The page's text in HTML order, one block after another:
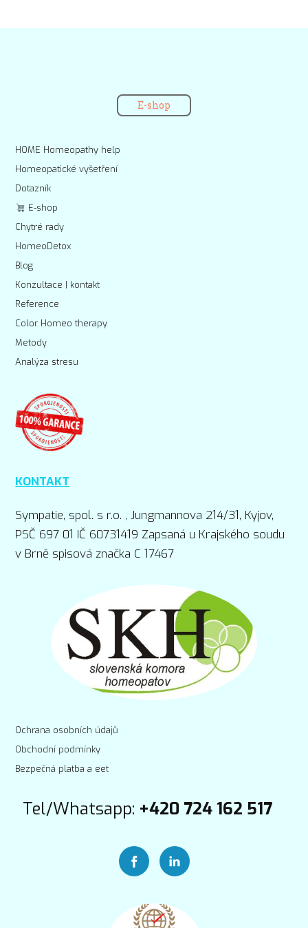
E-shop
HOME Homeopathy help
Homeopatické vyšetření
Dotazník
E-shop
Chytré rady
HomeoDetox
Blog
Konzultace | kontakt
Reference
Color Homeo therapy
Metody
Analýza stresu
KONTAKT
Sympatie, spol. s r.o. , Jungmannova 214/31, Kyjov,
PSČ 697 01 IČ 60731419 Zapsaná u Krajského soudu
v Brně spisová značka C 17467
Ochrana osobních údajů
Obchodní podmínky
Bezpečná platba a eet
Tel/Whatsapp: +420 724 162 517